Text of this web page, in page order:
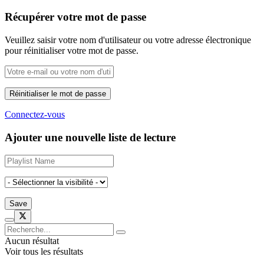
Récupérer votre mot de passe
Veuillez saisir votre nom d'utilisateur ou votre adresse électronique
pour réinitialiser votre mot de passe.
Connectez-vous
Ajouter une nouvelle liste de lecture
Aucun résultat
Voir tous les résultats